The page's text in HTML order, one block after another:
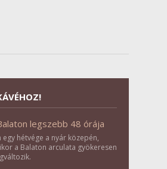
legszebb 48 órája
egy hétvége a nyár közepén,
a Balaton arculata gyökeresen